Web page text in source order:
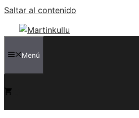
Saltar al contenido
Menú